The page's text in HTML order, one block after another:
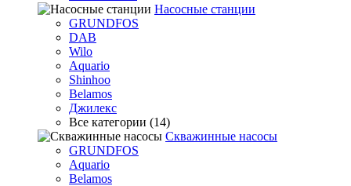
Насосные станции
GRUNDFOS
DAB
Wilo
Aquario
Shinhoo
Belamos
Джилекс
Все категории (14)
Скважинные насосы
GRUNDFOS
Aquario
Belamos